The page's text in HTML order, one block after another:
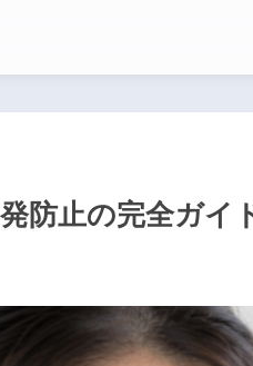
防止の完全ガイ